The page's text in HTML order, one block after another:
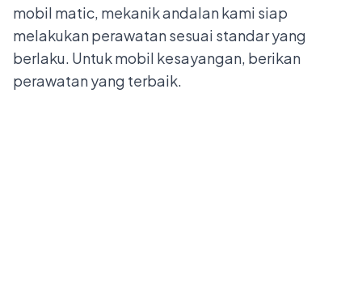
mobil matic, mekanik andalan kami siap
melakukan perawatan sesuai standar yang
berlaku. Untuk mobil kesayangan, berikan
perawatan yang terbaik.